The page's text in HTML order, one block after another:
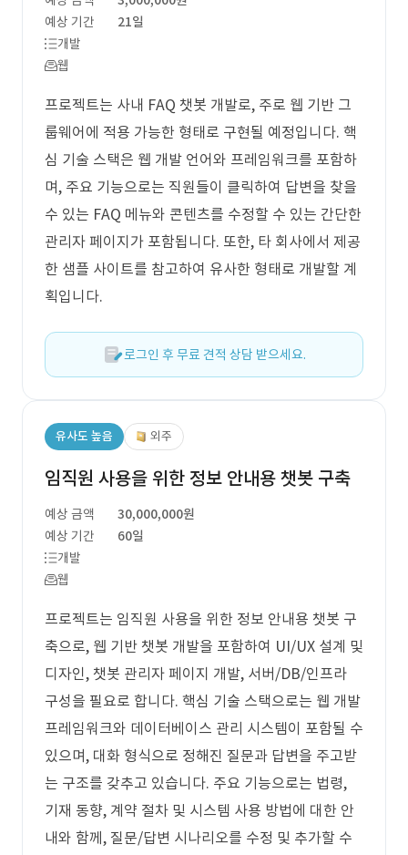
예상 기간
21일
개발
웹
프로젝트는 사내 FAQ 챗봇 개발로, 주로 웹 기반 그
룹웨어에 적용 가능한 형태로 구현될 예정입니다. 핵
심 기술 스택은 웹 개발 언어와 프레임워크를 포함하
며, 주요 기능으로는 직원들이 클릭하여 답변을 찾을
수 있는 FAQ 메뉴와 콘텐츠를 수정할 수 있는 간단한
관리자 페이지가 포함됩니다. 또한, 타 회사에서 제공
한 샘플 사이트를 참고하여 유사한 형태로 개발할 계
획입니다.
로그인 후 무료 견적 상담 받으세요.
유사도 높음 외주
임직원 사용을 위한 정보 안내용 챗봇 구축
예상 금액
30,000,000원
예상 기간
60일
개발
웹
프로젝트는 임직원 사용을 위한 정보 안내용 챗봇 구
축으로, 웹 기반 챗봇 개발을 포함하여 UI/UX 설계 및
디자인, 챗봇 관리자 페이지 개발, 서버/DB/인프라
구성을 필요로 합니다. 핵심 기술 스택으로는 웹 개발
프레임워크와 데이터베이스 관리 시스템이 포함될 수
있으며, 대화 형식으로 정해진 질문과 답변을 주고받
는 구조를 갖추고 있습니다. 주요 기능으로는 법령,
기재 동향, 계약 절차 및 시스템 사용 방법에 대한 안
내와 함께, 질문/답변 시나리오를 수정 및 추가할 수